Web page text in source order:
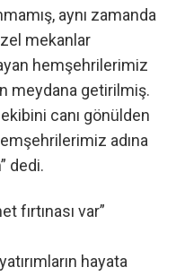
aynı zamanda
mekanlar
hemşehrilerimiz
meydana getirilmiş.
canı gönülden
adına
dedi.
fırtınası var”
hayata